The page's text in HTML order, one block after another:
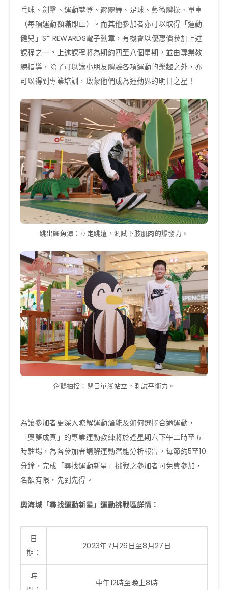
乓球、劍擊、運動攀登、霹靂舞、足球、藝術體操、單車
（每項運動額滿即止）。而其他參加者亦可以取得「運動
健兒」S+ REWARDS電子勳章，有機會以優惠價參加上述
課程之一。上述課程將為期約四至八個星期，並由專業教
練指導，除了可以讓小朋友體驗各項運動的樂趣之外，亦
可以得到專業培訓，啟蒙他們成為運動界的明日之星！
跳出鱷魚潭：立定跳遠，測試下肢肌肉的爆發力。
企鵝拍擋：閉目單腳站立，測試平衡力。
為讓參加者更深入瞭解運動潛能及如何選擇合適運動，
「奧夢成真」的專業運動教練將於逢星期六下午二時至五
時駐場，為各參加者講解運動潛能分析報告，每節約5至10
分鐘，完成「尋找運動新星」挑戰之參加者可免費參加，
名額有限，先到先得。
奧海城「尋找運動新星」運動挑戰區詳情：
日
期：
2023年7月26日至8月27日
時
中午12時至晚上8時